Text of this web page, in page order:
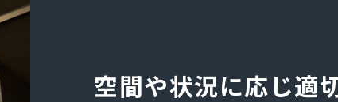
空間や状況に応じ適